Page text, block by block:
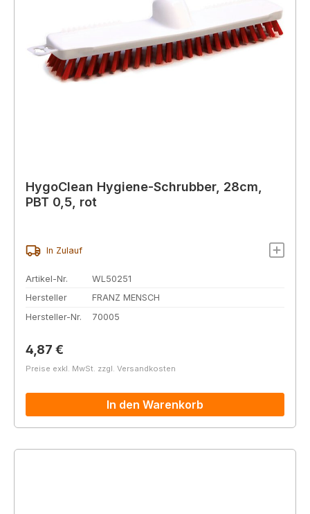
HygoClean Hygiene-Schrubber, 28cm,
PBT 0,5, rot
In Zulauf
Artikel-Nr.
WL50251
Hersteller
FRANZ MENSCH
Hersteller-Nr.
70005
Regulärer Preis:
4,87 €
Preise exkl. MwSt. zzgl. Versandkosten
In den Warenkorb